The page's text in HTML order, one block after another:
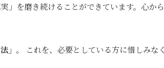
」を磨き続けることができています。心から
」 。 これを、必要としている方に惜しみなく